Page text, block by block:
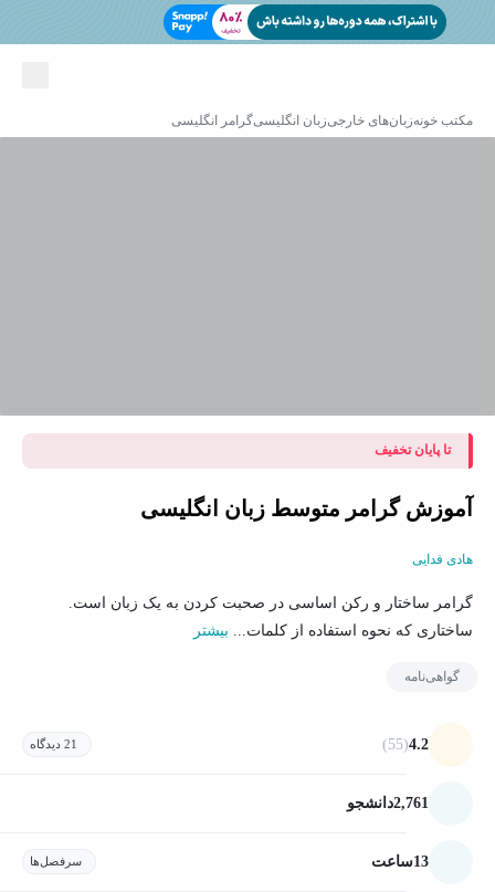
مکتب خونهزبان‌های خارجیزبان انگلیسیگرامر انگلیسی
تا پایان تخفیف
آموزش گرامر متوسط زبان انگلیسی
هادی فدایی
گرامر ساختار و رکن اساسی در صحبت کردن به یک زبان است.
ساختاری که نحوه استفاده از کلمات... بیشتر
گواهی‌نامه
4.2
(55) 21 دیدگاه
2,761دانشجو
13ساعت سرفصل‌ها